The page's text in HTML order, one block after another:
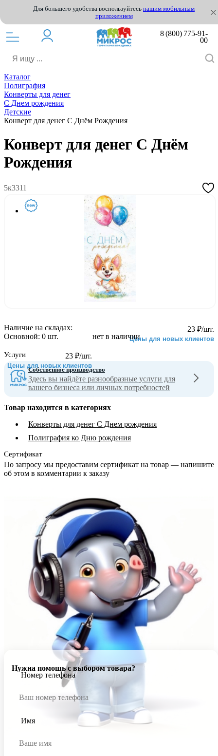
Для большего удобства воспользуйтесь нашим мобильным
приложением
8 (800) 775-91-
00
Каталог
Полиграфия
Конверты для денег
С Днем рождения
Детские
Конверт для денег С Днём Рождения
Конверт для денег С Днём
Рождения
5к3311
23 ₽/шт.
Цены для новых клиентов
нет в наличии
23 ₽/шт.
Цены для новых клиентов
Наличие на складах:
Основной: 0 шт.
Услуги
Собственное производство
Здесь вы найдёте разнообразные услуги для
вашего бизнеса или личных потребностей
Товар находится в категориях
Конверты для денег С Днем рождения
Полиграфия ко Дню рождения
Сертификат
По запросу мы предоставим сертификат на товар — напишите
об этом в комментарии к заказу
Нужна помощь с выбором товара?
Номер телефона
Имя